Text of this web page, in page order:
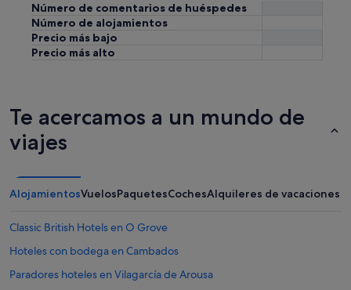
Número de comentarios de huéspedes
Número de alojamientos
Precio más bajo
Precio más alto
Te acercamos a un mundo de
viajes
AlojamientosVuelosPaquetesCochesAlquileres de vacaciones
Classic British Hotels en O Grove
Hoteles con bodega en Cambados
Paradores hoteles en Vilagarcía de Arousa